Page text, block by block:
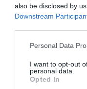
also be disclosed by
Downstream
Please note that this
not limited to your visit
grant or deny consent
use your data for
Personal Data
I want to opt-out
personal data.
Opted In
POPULAR 24H